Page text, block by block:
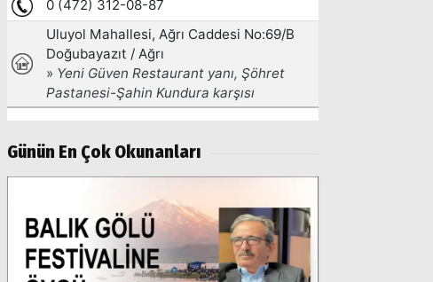
Günün En Çok Okunanları